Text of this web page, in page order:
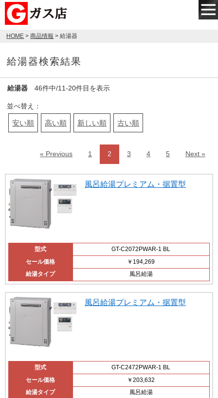
HOME >商品情報 > 給湯器
給湯器検索結果
給湯器 46件中/11-20件目を表示
並べ替え：
安い順 高い順 新しい順 古い順
« Previous 1 2 3 4 5 Next »
風呂給湯プレミアム・据置型
型式
GT-C2072PWAR-1 BL
セール価格
￥194,269
給湯タイプ
風呂給湯
風呂給湯プレミアム・据置型
型式
GT-C2472PWAR-1 BL
セール価格
￥203,632
給湯タイプ
風呂給湯